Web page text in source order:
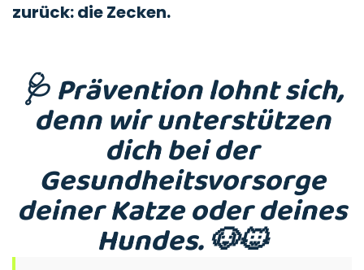
zurück: die Zecken.
🩺 Prävention lohnt sich,
denn wir unterstützen
dich bei der
Gesundheitsvorsorge
deiner Katze oder deines
Hundes. 🐶🐱